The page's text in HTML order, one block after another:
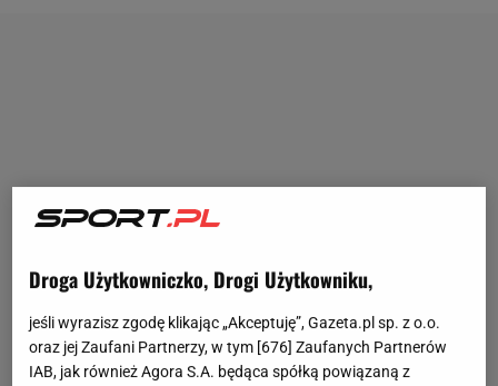
Droga Użytkowniczko, Drogi Użytkowniku,
jeśli wyrazisz zgodę klikając „Akceptuję”, Gazeta.pl sp. z o.o.
oraz jej Zaufani Partnerzy, w tym [676] Zaufanych Partnerów
IAB, jak również Agora S.A. będąca spółką powiązaną z